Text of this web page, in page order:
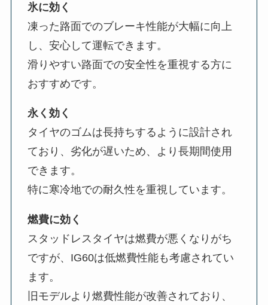
氷に効く
凍った路面でのブレーキ性能が大幅に向上
し、安心して運転できます。
滑りやすい路面での安全性を重視する方に
おすすめです。
永く効く
タイヤのゴムは長持ちするように設計され
ており、劣化が遅いため、より長期間使用
できます。
特に寒冷地での耐久性を重視しています。
燃費に効く
スタッドレスタイヤは燃費が悪くなりがち
ですが、IG60は低燃費性能も考慮されてい
ます。
旧モデルより燃費性能が改善されており、